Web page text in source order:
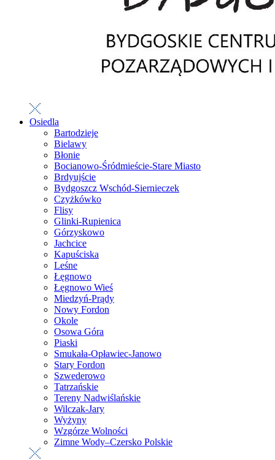
Osiedla
Bartodzieje
Bielawy
Błonie
Bocianowo-Śródmieście-Stare Miasto
Brdyujście
Bydgoszcz Wschód-Siernieczek
Czyżkówko
Flisy
Glinki-Rupienica
Górzyskowo
Jachcice
Kapuściska
Leśne
Łęgnowo
Łęgnowo Wieś
Miedzyń-Prądy
Nowy Fordon
Okole
Osowa Góra
Piaski
Smukała-Opławiec-Janowo
Stary Fordon
Szwederowo
Tatrzańskie
Tereny Nadwiślańskie
Wilczak-Jary
Wyżyny
Wzgórze Wolności
Zimne Wody–Czersko Polskie